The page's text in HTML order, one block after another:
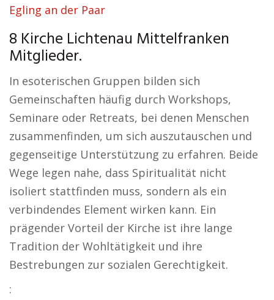
Egling an der Paar
8 Kirche Lichtenau Mittelfranken
Mitglieder.
In esoterischen Gruppen bilden sich
Gemeinschaften häufig durch Workshops,
Seminare oder Retreats, bei denen Menschen
zusammenfinden, um sich auszutauschen und
gegenseitige Unterstützung zu erfahren. Beide
Wege legen nahe, dass Spiritualität nicht
isoliert stattfinden muss, sondern als ein
verbindendes Element wirken kann. Ein
prägender Vorteil der Kirche ist ihre lange
Tradition der Wohltätigkeit und ihre
Bestrebungen zur sozialen Gerechtigkeit.
: